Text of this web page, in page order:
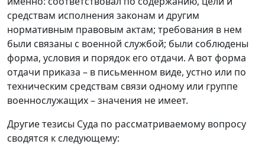
средствам исполнения законам и другим
нормативным правовым актам; требования в нем
были связаны с военной службой; были соблюдены
форма, условия и порядок его отдачи. А вот форма
отдачи приказа – в письменном виде, устно или по
техническим средствам связи одному или группе
военнослужащих – значения не имеет.
Другие тезисы Суда по рассматриваемому вопросу
сводятся к следующему: